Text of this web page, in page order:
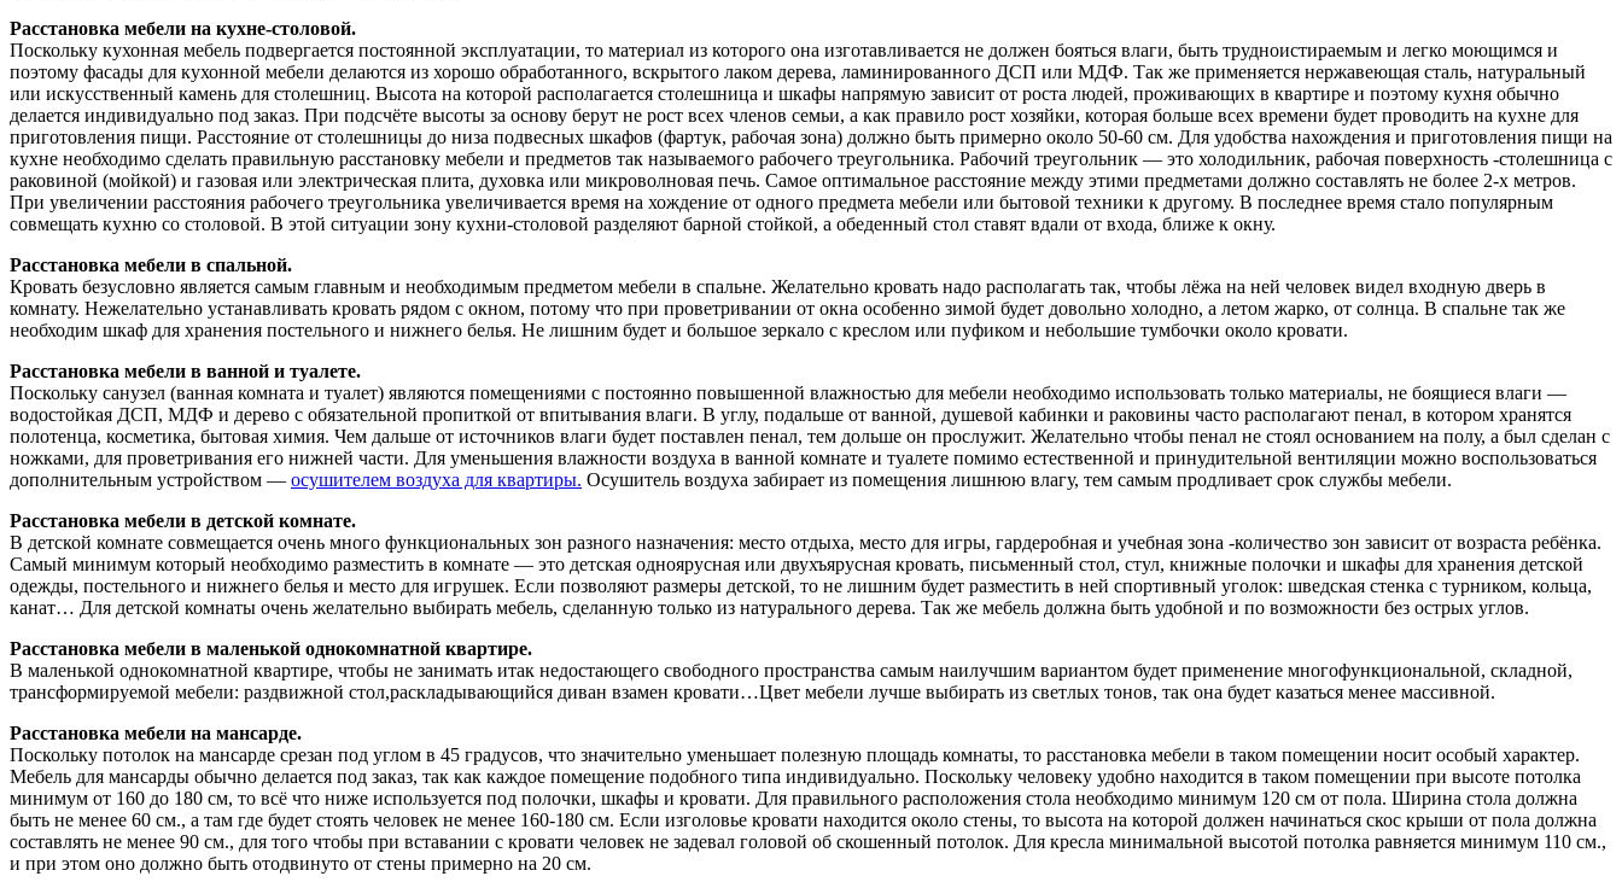
Расстановка мебели на кухне-столовой.
Поскольку кухонная мебель подвергается постоянной эксплуатации, то материал из которого она изготавливается не должен бояться влаги, быть трудноистираемым и легко моющимся и
поэтому фасады для кухонной мебели делаются из хорошо обработанного, вскрытого лаком дерева, ламинированного ДСП или МДФ. Так же применяется нержавеющая сталь, натуральный
или искусственный камень для столешниц. Высота на которой располагается столешница и шкафы напрямую зависит от роста людей, проживающих в квартире и поэтому кухня обычно
делается индивидуально под заказ. При подсчёте высоты за основу берут не рост всех членов семьи, а как правило рост хозяйки, которая больше всех времени будет проводить на кухне для
приготовления пищи. Расстояние от столешницы до низа подвесных шкафов (фартук, рабочая зона) должно быть примерно около 50-60 см. Для удобства нахождения и приготовления пищи на
кухне необходимо сделать правильную расстановку мебели и предметов так называемого рабочего треугольника. Рабочий треугольник — это холодильник, рабочая поверхность -столешница с
раковиной (мойкой) и газовая или электрическая плита, духовка или микроволновая печь. Самое оптимальное расстояние между этими предметами должно составлять не более 2-х метров.
При увеличении расстояния рабочего треугольника увеличивается время на хождение от одного предмета мебели или бытовой техники к другому. В последнее время стало популярным
совмещать кухню со столовой. В этой ситуации зону кухни-столовой разделяют барной стойкой, а обеденный стол ставят вдали от входа, ближе к окну.
Расстановка мебели в спальной.
Кровать безусловно является самым главным и необходимым предметом мебели в спальне. Желательно кровать надо располагать так, чтобы лёжа на ней человек видел входную дверь в
комнату. Нежелательно устанавливать кровать рядом с окном, потому что при проветривании от окна особенно зимой будет довольно холодно, а летом жарко, от солнца. В спальне так же
необходим шкаф для хранения постельного и нижнего белья. Не лишним будет и большое зеркало с креслом или пуфиком и небольшие тумбочки около кровати.
Расстановка мебели в ванной и туалете.
Поскольку санузел (ванная комната и туалет) являются помещениями с постоянно повышенной влажностью для мебели необходимо использовать только материалы, не боящиеся влаги —
водостойкая ДСП, МДФ и дерево с обязательной пропиткой от впитывания влаги. В углу, подальше от ванной, душевой кабинки и раковины часто располагают пенал, в котором хранятся
полотенца, косметика, бытовая химия. Чем дальше от источников влаги будет поставлен пенал, тем дольше он прослужит. Желательно чтобы пенал не стоял основанием на полу, а был сделан с
ножками, для проветривания его нижней части. Для уменьшения влажности воздуха в ванной комнате и туалете помимо естественной и принудительной вентиляции можно воспользоваться
дополнительным устройством — осушителем воздуха для квартиры. Осушитель воздуха забирает из помещения лишнюю влагу, тем самым продливает срок службы мебели.
Расстановка мебели в детской комнате.
В детской комнате совмещается очень много функциональных зон разного назначения: место отдыха, место для игры, гардеробная и учебная зона -количество зон зависит от возраста ребёнка.
Самый минимум который необходимо разместить в комнате — это детская одноярусная или двухъярусная кровать, письменный стол, стул, книжные полочки и шкафы для хранения детской
одежды, постельного и нижнего белья и место для игрушек. Если позволяют размеры детской, то не лишним будет разместить в ней спортивный уголок: шведская стенка с турником, кольца,
канат… Для детской комнаты очень желательно выбирать мебель, сделанную только из натурального дерева. Так же мебель должна быть удобной и по возможности без острых углов.
Расстановка мебели в маленькой однокомнатной квартире.
В маленькой однокомнатной квартире, чтобы не занимать итак недостающего свободного пространства самым наилучшим вариантом будет применение многофункциональной, складной,
трансформируемой мебели: раздвижной стол,раскладывающийся диван взамен кровати…Цвет мебели лучше выбирать из светлых тонов, так она будет казаться менее массивной.
Расстановка мебели на мансарде.
Поскольку потолок на мансарде срезан под углом в 45 градусов, что значительно уменьшает полезную площадь комнаты, то расстановка мебели в таком помещении носит особый характер.
Мебель для мансарды обычно делается под заказ, так как каждое помещение подобного типа индивидуально. Поскольку человеку удобно находится в таком помещении при высоте потолка
минимум от 160 до 180 см, то всё что ниже используется под полочки, шкафы и кровати. Для правильного расположения стола необходимо минимум 120 см от пола. Ширина стола должна
быть не менее 60 см., а там где будет стоять человек не менее 160-180 см. Если изголовье кровати находится около стены, то высота на которой должен начинаться скос крыши от пола должна
составлять не менее 90 см., для того чтобы при вставании с кровати человек не задевал головой об скошенный потолок. Для кресла минимальной высотой потолка равняется минимум 110 см.,
и при этом оно должно быть отодвинуто от стены примерно на 20 см.